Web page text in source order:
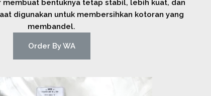
membuat bentuknya tetap stabil, lebih kuat, dan
digunakan untuk membersihkan kotoran yang
membandel.
Order By WA